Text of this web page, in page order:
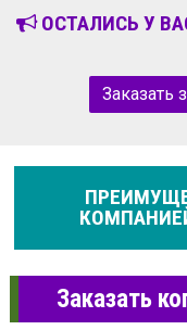
ОСТАЛИСЬ У
Заказать
Заказать